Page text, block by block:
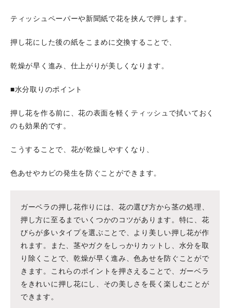
ティッシュペーパーや新聞紙で花を挟んで押します。
押し花にした後の紙をこまめに交換することで、
乾燥が早く進み、仕上がりが美しくなります。
■水分取りのポイント
押し花を作る前に、花の表面を軽くティッシュで拭いておく
のも効果的です。
こうすることで、花が乾燥しやすくなり、
色あせやカビの発生を防ぐことができます。
ガーベラの押し花作りには、花の選び方から茎の処理、
押し方に至るまでいくつかのコツがあります。特に、花
びらが多いタイプを選ぶことで、より美しい押し花が作
れます。また、茎やガクをしっかりカットし、水分を取
り除くことで、乾燥が早く進み、色あせを防ぐことがで
きます。これらのポイントを押さえることで、ガーベラ
をきれいに押し花にし、その美しさを長く楽しむことが
できます。